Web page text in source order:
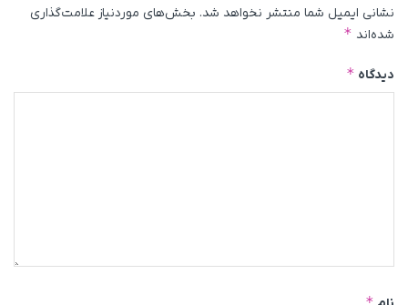
نشانی ایمیل شما منتشر نخواهد شد. بخش‌های موردنیاز علامت‌گذاری
شده‌اند *
دیدگاه *